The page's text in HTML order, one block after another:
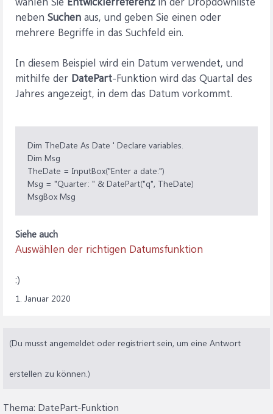
neben Suchen aus, und geben Sie einen oder
mehrere Begriffe in das Suchfeld ein.
In diesem Beispiel wird ein Datum verwendet, und
mithilfe der DatePart-Funktion wird das Quartal des
Jahres angezeigt, in dem das Datum vorkommt.
Dim TheDate As Date ' Declare variables.
Dim Msg
TheDate = InputBox("Enter a date:")
Msg = "Quarter: " & DatePart("q", TheDate)
MsgBox Msg
Siehe auch
Auswählen der richtigen Datumsfunktion
:)
1. Januar 2020
(Du musst angemeldet oder registriert sein, um eine Antwort
erstellen zu können.)
Thema: DatePart-Funktion